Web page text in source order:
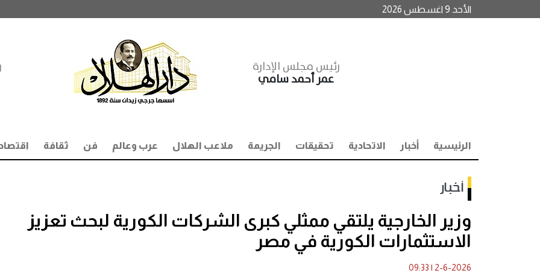
الأحد 9 اغسطس 2026
رئيس مجلس الإدارة
عمر أحمد سامي
الرئيسية أخبار الاتحادية تحقيقات الجريمة ملاعب الهلال عرب وعالم فن ثقافة
أخبار
وزير الخارجية يلتقي ممثلي كبرى الشركات الكورية لبحث تعزيز
الاستثمارات الكورية في مصر
2-6-2026
|
09:33